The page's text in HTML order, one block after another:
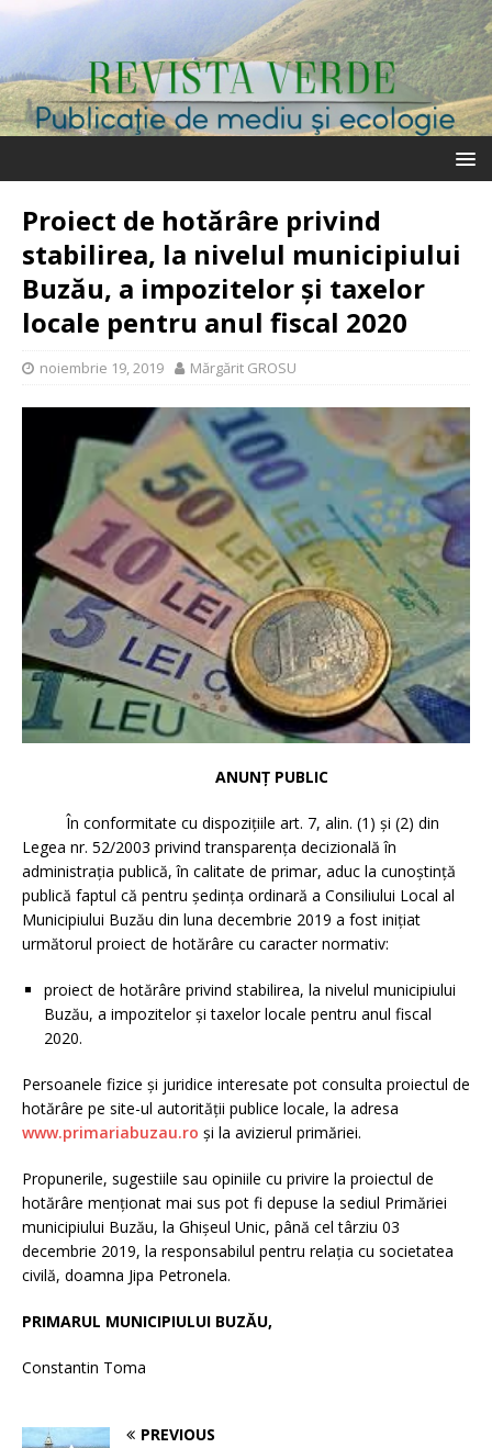
Proiect de hotărâre privind
stabilirea, la nivelul municipiului
Buzău, a impozitelor şi taxelor
locale pentru anul fiscal 2020
noiembrie 19, 2019 Mărgărit GROSU
ANUNȚ PUBLIC
În conformitate cu dispoziţiile art. 7, alin. (1) și (2) din
Legea nr. 52/2003 privind transparenţa decizională în
administraţia publică, în calitate de primar, aduc la cunoştinţă
publică faptul că pentru şedinţa ordinară a Consiliului Local al
Municipiului Buzău din luna decembrie 2019 a fost iniţiat
următorul proiect de hotărâre cu caracter normativ:
proiect de hotărâre privind stabilirea, la nivelul municipiului
Buzău, a impozitelor şi taxelor locale pentru anul fiscal
2020.
Persoanele fizice şi juridice interesate pot consulta proiectul de
hotărâre pe site-ul autorităţii publice locale, la adresa
www.primariabuzau.ro şi la avizierul primăriei.
Propunerile, sugestiile sau opiniile cu privire la proiectul de
hotărâre menţionat mai sus pot fi depuse la sediul Primăriei
municipiului Buzău, la Ghişeul Unic, până cel târziu 03
decembrie 2019, la responsabilul pentru relaţia cu societatea
civilă, doamna Jipa Petronela.
PRIMARUL MUNICIPIULUI BUZĂU,
Constantin Toma
PREVIOUS